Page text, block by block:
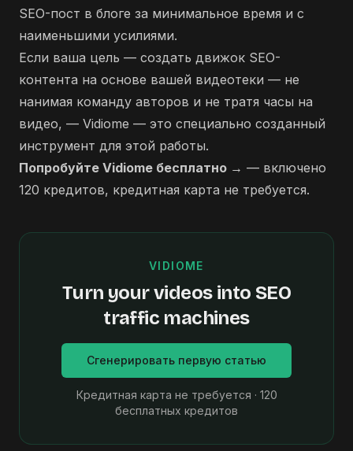
SEO-пост в блоге за минимальное время и с
наименьшими усилиями.
Если ваша цель — создать движок SEO-
контента на основе вашей видеотеки — не
нанимая команду авторов и не тратя часы на
видео, — Vidiome — это специально созданный
инструмент для этой работы.
Попробуйте Vidiome бесплатно → — включено
120 кредитов, кредитная карта не требуется.
VIDIOME
Turn your videos into SEO
traffic machines
Сгенерировать первую статью
Кредитная карта не требуется · 120
бесплатных кредитов